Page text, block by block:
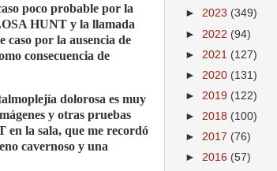
poco probable por la
HUNT y la llamada
por la ausencia de
consecuencia de
dolorosa es muy
y otras pruebas
en la sala, que me recordó
cavernoso y una
► 2023 (349)
► 2022 (94)
► 2021 (127)
► 2020 (131)
► 2019 (122)
► 2018 (100)
► 2017 (76)
► 2016 (57)